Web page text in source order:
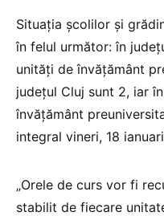
Situația școlilor și
în felul următor: în
unități de învățământ
județul Cluj sunt 2, iar
învățământ
integral vineri, 18
„Orele de curs vor fi
stabilit de fiecare